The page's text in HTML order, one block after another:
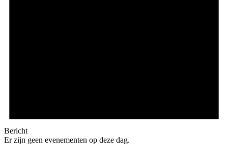
Bericht
Er zijn geen evenementen op deze dag.